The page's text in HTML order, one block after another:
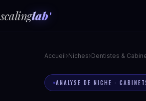
scalinglab'
Accueil›Niches›Dentistes &
ANALYSE DE NICHE ·